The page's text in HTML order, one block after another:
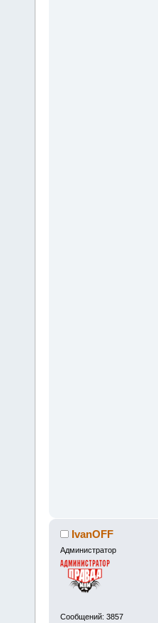
IvanOFF
Администратор
Сообщений: 3857